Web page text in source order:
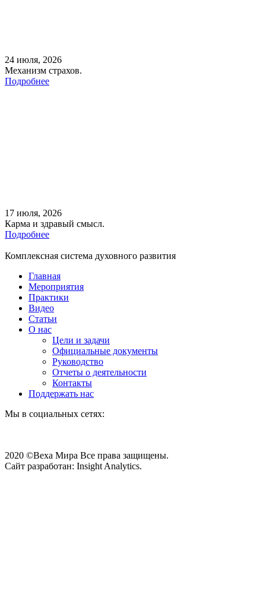
24 июля, 2026
Механизм страхов.
Подробнее
17 июля, 2026
Карма и здравый смысл.
Подробнее
Комплексная система духовного развития
Главная
Мероприятия
Практики
Видео
Статьи
О нас
Цели и задачи
Официальные документы
Руководство
Отчеты о деятельности
Контакты
Поддержать нас
Мы в социальных сетях:
2020 ©Веха Мира Все права защищены.
Сайт разработан: Insight Analytics.